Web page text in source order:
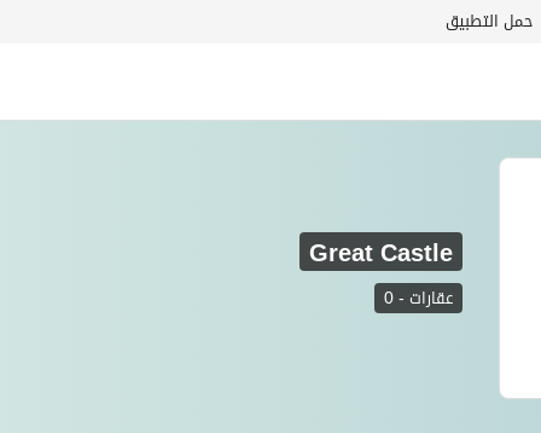
حمل التطبيق
Great Castle
عقارات-
0